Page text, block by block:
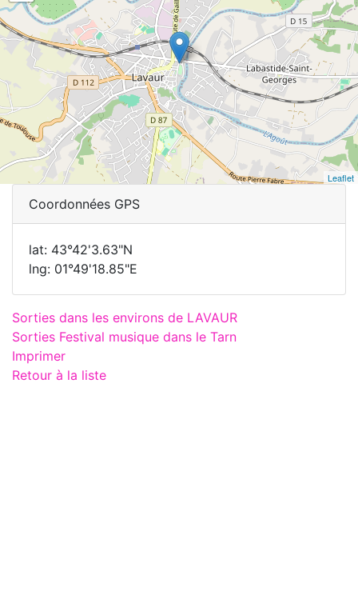
Leaflet
Coordonnées GPS
lat: 43°42'3.63"N
lng: 01°49'18.85"E
Sorties dans les environs de LAVAUR
Sorties Festival musique dans le Tarn
Imprimer
Retour à la liste